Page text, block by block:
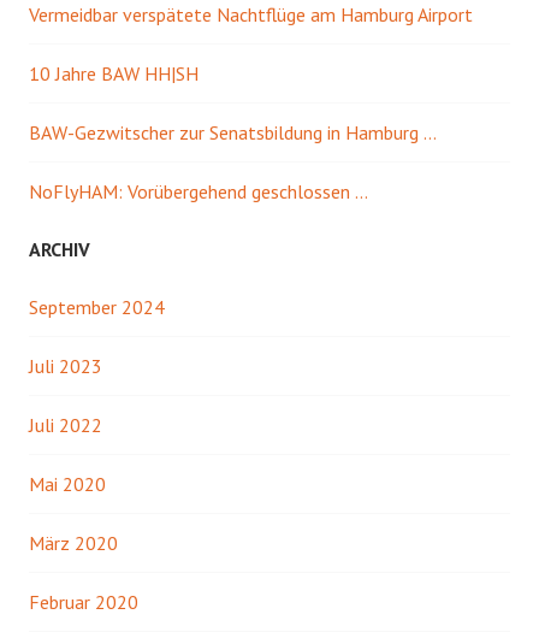
Vermeidbar verspätete Nachtflüge am Hamburg Airport
10 Jahre BAW HH|SH
BAW-Gezwitscher zur Senatsbildung in Hamburg …
NoFlyHAM: Vorübergehend geschlossen …
ARCHIV
September 2024
Juli 2023
Juli 2022
Mai 2020
März 2020
Februar 2020